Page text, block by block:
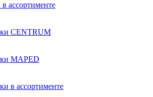
ассортименте
CENTRUM
MAPED
в ассортименте